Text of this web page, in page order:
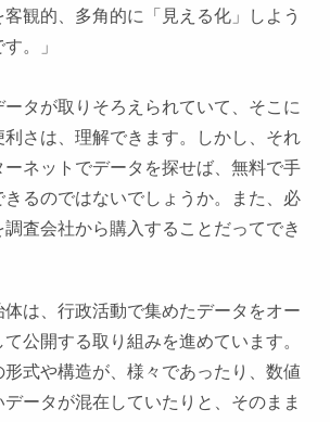
観的、多角的に「見える化」しよう
。」
タが取りそろえられていて、そこに
さは、理解できます。しかし、それ
ーネットでデータを探せば、無料で手
きるのではないでしょうか。また、必
査会社から購入することだってでき
体は、行政活動で集めたデータをオー
公開する取り組みを進めています。
形式や構造が、様々であったり、数値
ータが混在していたりと、そのまま